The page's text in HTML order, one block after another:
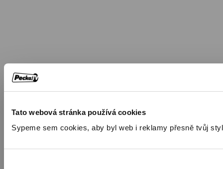
Tato webová stránka používá cookies
Sypeme sem cookies, aby byl web i reklamy přesně tvůj